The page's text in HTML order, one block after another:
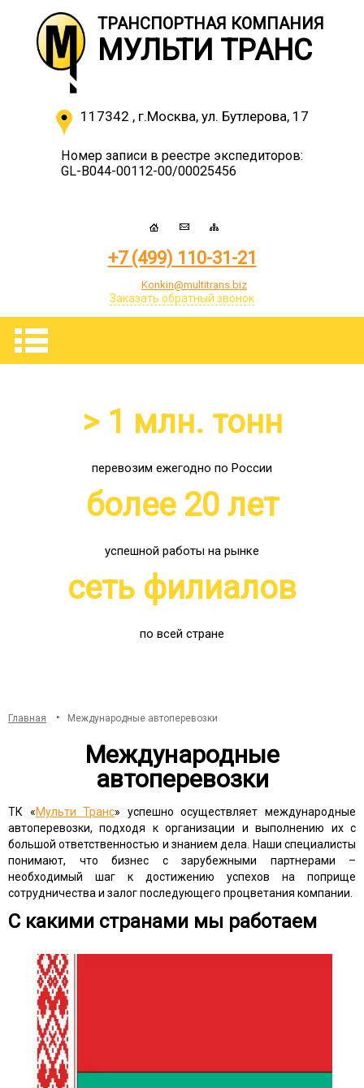
ТРАНСПОРТНАЯ КОМПАНИЯ
МУЛЬТИ ТРАНС
117342 , г.Москва, ул. Бутлерова, 17
Номер записи в реестре экспедиторов:
GL-B044-00112-00/00025456
+7 (499) 110-31-21
Konkin@multitrans.biz
Заказать обратный звонок
> 1 млн. тонн
перевозим ежегодно по России
более 20 лет
успешной работы на рынке
сеть филиалов
по всей стране
Главная Международные автоперевозки
Международные
автоперевозки
ТК «Мульти Транс» успешно осуществляет международные
автоперевозки, подходя к организации и выполнению их с
большой ответственностью и знанием дела. Наши специалисты
понимают, что бизнес с зарубежными партнерами –
необходимый шаг к достижению успехов на поприще
сотрудничества и залог последующего процветания компании.
С какими странами мы работаем